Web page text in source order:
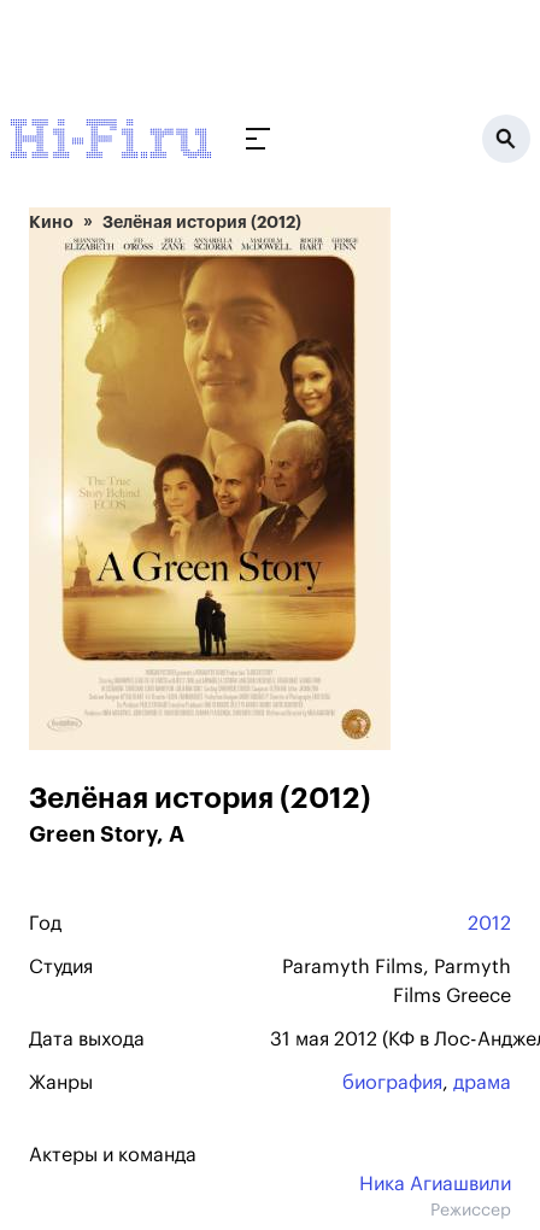
Кино Зелёная история (2012)
Зелёная история (2012)
Green Story, A
Год 2012
Студия
Paramyth Films, Parmyth
Films Greece
Дата выхода 31 мая 2012 (КФ в Лос-
Жанры биография, драма
Актеры и команда
Ника Агиашвили
Режиссер